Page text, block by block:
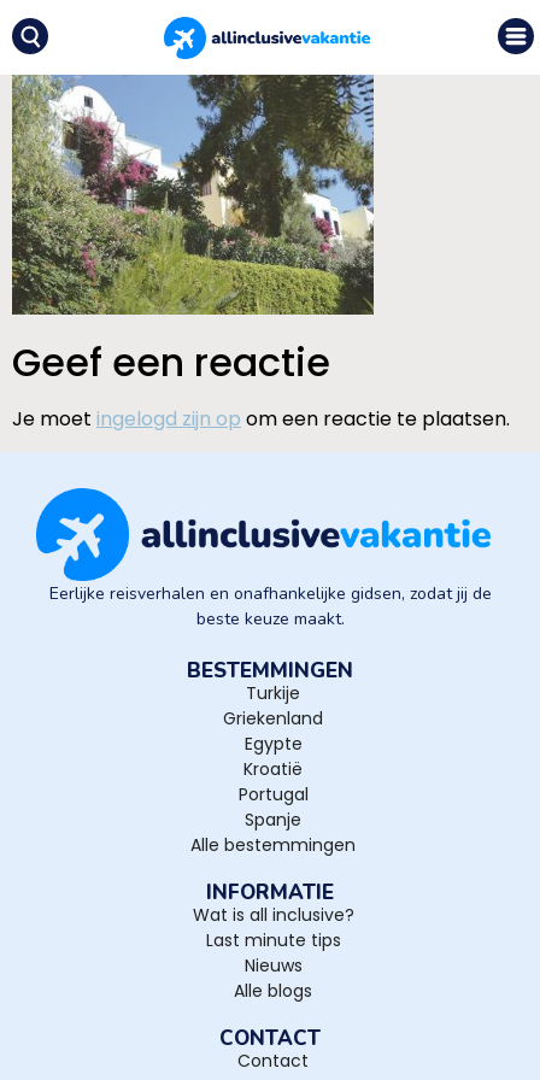
Geef een reactie
Je moet ingelogd zijn op om een reactie te plaatsen.
Eerlijke reisverhalen en onafhankelijke gidsen, zodat jij de
beste keuze maakt.
BESTEMMINGEN
Turkije
Griekenland
Egypte
Kroatië
Portugal
Spanje
Alle bestemmingen
INFORMATIE
Wat is all inclusive?
Last minute tips
Nieuws
Alle blogs
CONTACT
Contact